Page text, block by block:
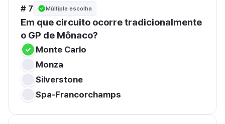
# 7 Múltipla escolha
Em que circuito ocorre tradicionalmente
o GP de Mônaco?
Monte Carlo
Monza
Silverstone
Spa-Francorchamps